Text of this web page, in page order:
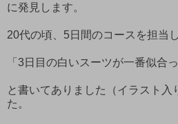
に発見します。
20代の頃、5日間のコースを担当
「3日目の白いスーツが一番似合
と書いてありました（イラスト入
た。